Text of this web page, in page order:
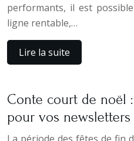
performants, il est
ligne rentable,…
Lire la suite
Conte court de noël
pour vos newsletters